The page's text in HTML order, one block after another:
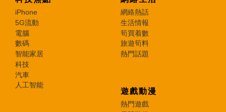
iPhone
5G流動
電腦
數碼
智能家居
科技
汽車
人工智能
網絡熱話
生活情報
筍買着數
旅遊筍料
熱門話題
遊戲動漫
熱門遊戲